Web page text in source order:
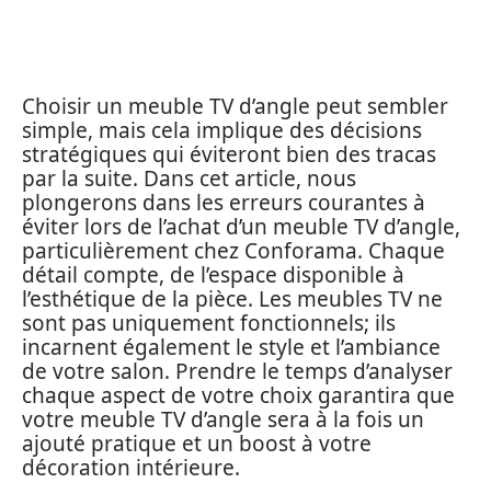
Choisir un meuble TV d’angle peut sembler
simple, mais cela implique des décisions
stratégiques qui éviteront bien des tracas
par la suite. Dans cet article, nous
plongerons dans les erreurs courantes à
éviter lors de l’achat d’un meuble TV d’angle,
particulièrement chez Conforama. Chaque
détail compte, de l’espace disponible à
l’esthétique de la pièce. Les meubles TV ne
sont pas uniquement fonctionnels; ils
incarnent également le style et l’ambiance
de votre salon. Prendre le temps d’analyser
chaque aspect de votre choix garantira que
votre meuble TV d’angle sera à la fois un
ajouté pratique et un boost à votre
décoration intérieure.